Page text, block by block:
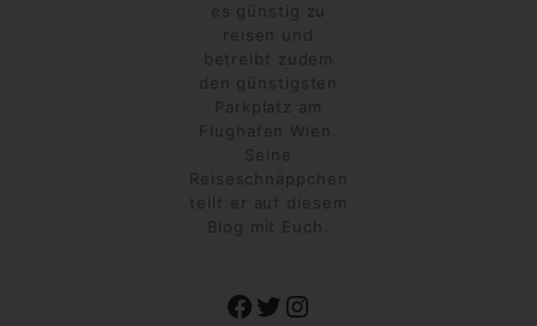
es günstig zu
reisen und
betreibt zudem
den günstigsten
Parkplatz am
Flughafen Wien.
Seine
Reiseschnäppchen
teilt er auf diesem
Blog mit Euch.
Facebook
TwitterInstagram